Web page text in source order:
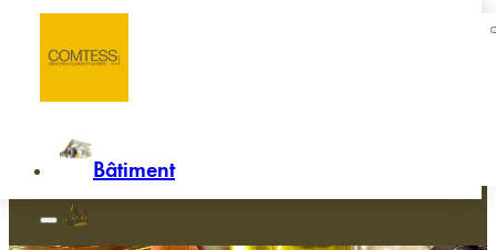
Passer au contenu principal
Bâtiment
COMTESS habille ses peintures de
pigments naturels